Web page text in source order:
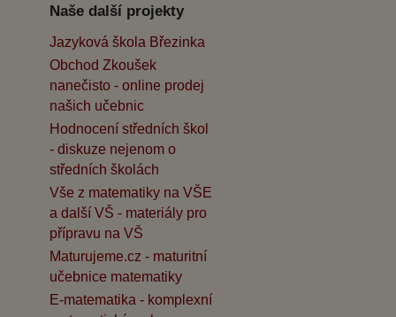
Naše další projekty
Jazyková škola Březinka
Obchod Zkoušek
nanečisto - online prodej
našich učebnic
Hodnocení středních škol
- diskuze nejenom o
středních školách
Vše z matematiky na VŠE
a další VŠ - materiály pro
přípravu na VŠ
Maturujeme.cz - maturitní
učebnice matematiky
E-matematika - komplexní